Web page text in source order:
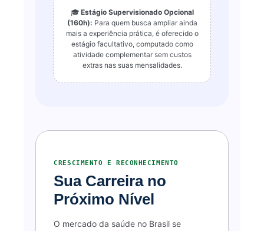
🎓 Estágio Supervisionado Opcional
(160h): Para quem busca ampliar ainda
mais a experiência prática, é oferecido o
estágio facultativo, computado como
atividade complementar sem custos
extras nas suas mensalidades.
CRESCIMENTO E RECONHECIMENTO
Sua Carreira no
Próximo Nível
O mercado da saúde no Brasil se